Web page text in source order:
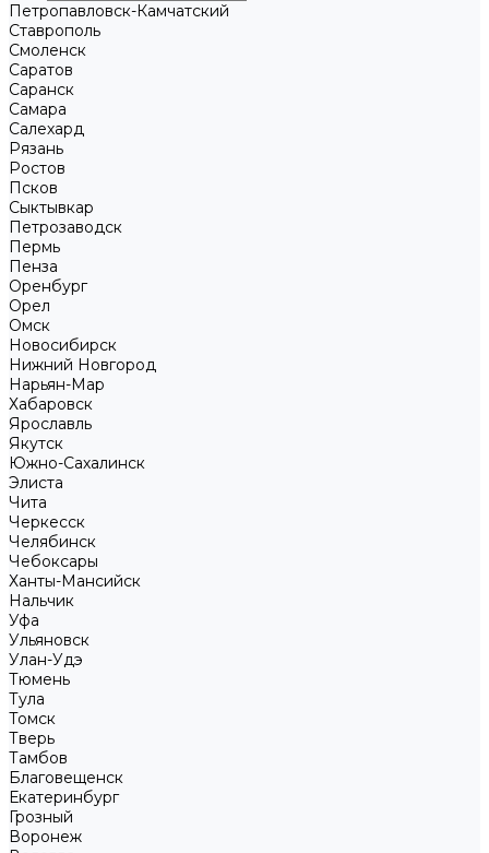
Петропавловск-Камчатский
Ставрополь
Смоленск
Саратов
Саранск
Самара
Салехард
Рязань
Ростов
Псков
Сыктывкар
Петрозаводск
Пермь
Пенза
Оренбург
Орел
Омск
Новосибирск
Нижний Новгород
Нарьян-Мар
Хабаровск
Ярославль
Якутск
Южно-Сахалинск
Элиста
Чита
Черкесск
Челябинск
Чебоксары
Ханты-Мансийск
Нальчик
Уфа
Ульяновск
Улан-Удэ
Тюмень
Тула
Томск
Тверь
Тамбов
Благовещенск
Екатеринбург
Грозный
Воронеж